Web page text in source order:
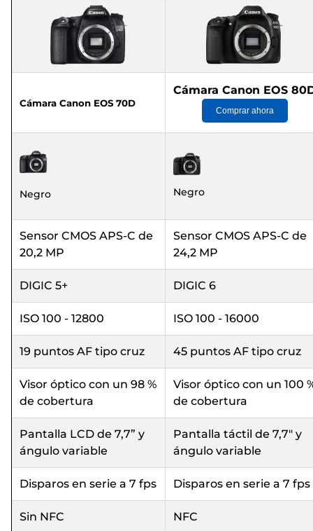
Cámara Canon EOS 70D
Cámara Canon EOS
Comprar ahora
Negro Negro
Sensor CMOS APS-C de
20,2 MP
Sensor CMOS APS-C de
24,2 MP
DIGIC 5+ DIGIC 6
ISO 100 - 12800 ISO 100 - 16000
19 puntos AF tipo cruz 45 puntos AF tipo cruz
Visor óptico con un 98 %
de cobertura
Visor óptico con un 100
de cobertura
Pantalla LCD de 7,7” y
ángulo variable
Pantalla táctil de 7,7" y
ángulo variable
Disparos en serie a 7 fps Disparos en serie a 7 fps
Sin NFC NFC